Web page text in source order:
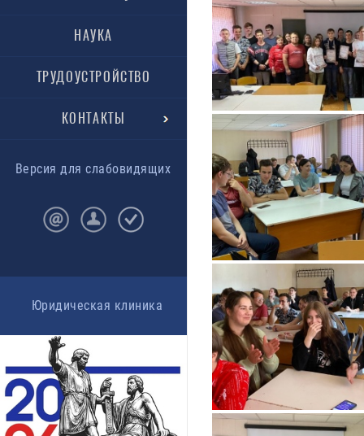
НАУКА
ТРУДОУСТРОЙСТВО
КОНТАКТЫ
Версия для слабовидящих
Юридическая клиника